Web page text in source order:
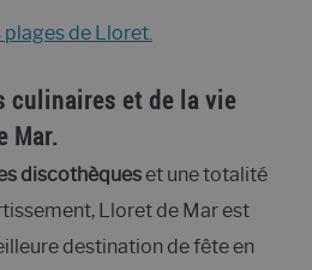
plages de Lloret.
culinaires et de la vie
Mar.
discothèqueset une totalité
Lloret de Mar est
destination de fête en